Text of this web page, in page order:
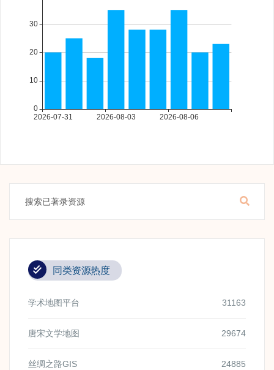
同类资源热度
学术地图平台 31163
唐宋文学地图 29674
丝绸之路GIS 24885